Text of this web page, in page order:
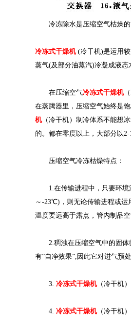
冷冻除水是压缩空气枯燥的
冷冻式干燥机 (冷干机)是运用
蒸气(及部分油蒸汽)冷凝成液态
在压缩空气冷冻式干燥机
在蒸腾器里，压缩空气始终是
机（冷干机）制冷体系不能想
的。都在零度以上，大部分以
压缩空气冷冻枯燥特点：
1.在传输进程中，只要环境
～-23℃)，则无论传输进程或运
温度要远高于露点，管内制品
2.稠浊在压缩空气中的固体
有”自净效果”,因此它对进气预
3. 冷冻式干燥机（冷干机
4. 冷冻式干燥机（冷干机